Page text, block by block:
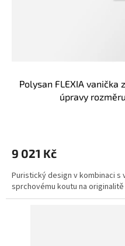
Polysan FLEXIA
úpravy
9 021 Kč
Puristický design v kombinaci
sprchovému koutu na originalitě